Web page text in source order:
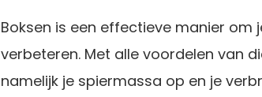
Boksen is een effectieve manier om
verbeteren. Met alle voordelen van
namelijk je spiermassa op en je